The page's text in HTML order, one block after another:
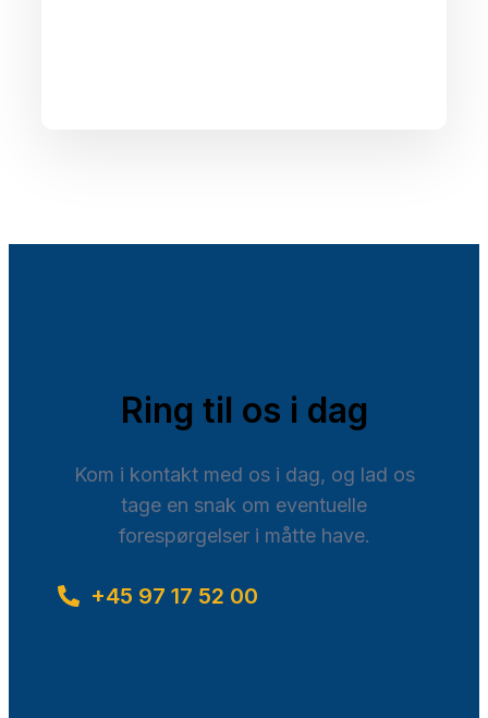
Ring til os i dag
Kom i kontakt med os i dag, og lad os
tage en snak om eventuelle
forespørgelser i måtte have.
+45 97 17 52 00